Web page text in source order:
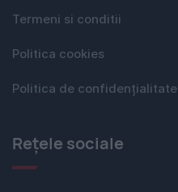
Termeni si conditii
Politica cookies
Politica de confidențialitate
Rețele sociale